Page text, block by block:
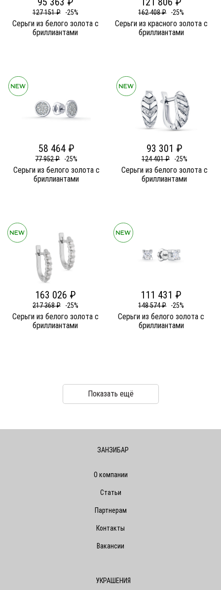
127 151 ₽ -25%
Серьги из белого золота c
бриллиантами
162 408 ₽ -25%
Серьги из красного золота c
бриллиантами
58 464 ₽
77 952 ₽ -25%
Серьги из белого золота c
бриллиантами
93 301 ₽
124 401 ₽ -25%
Серьги из белого золота c
бриллиантами
163 026 ₽
217 368 ₽ -25%
Серьги из белого золота c
бриллиантами
111 431 ₽
148 574 ₽ -25%
Серьги из белого золота c
бриллиантами
Показать ещё
ЗАНЗИБАР
О компании
Статьи
Партнерам
Контакты
Вакансии
УКРАШЕНИЯ